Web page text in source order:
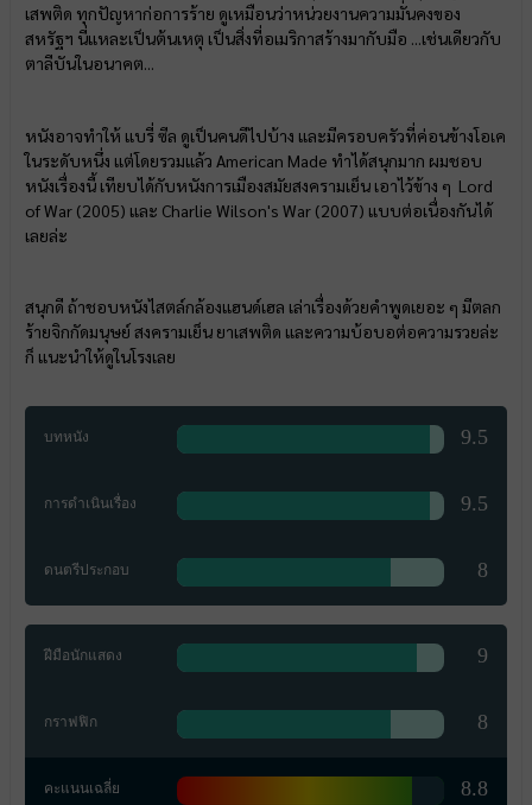
เสพติด ทุกปัญหาก่อการร้าย ดูเหมือนว่าหน่วยงานความมั่นคงของ
สหรัฐฯ นี่แหละเป็นต้นเหตุ เป็นสิ่งที่อเมริกาสร้างมากับมือ ...เช่นเดียวกับ
ตาลีบันในอนาคต...
หนังอาจทำให้ แบรี่ ซีล ดูเป็นคนดีไปบ้าง และมีครอบครัวที่ค่อนข้างโอเค
ในระดับหนึ่ง แต่โดยรวมแล้ว American Made ทำได้สนุกมาก ผมชอบ
หนังเรื่องนี้ เทียบได้กับหนังการเมืองสมัยสงครามเย็น เอาไว้ข้าง ๆ Lord
of War (2005) และ Charlie Wilson's War (2007) แบบต่อเนื่องกันได้
เลยล่ะ
สนุกดี ถ้าชอบหนังไสตล์กล้องแฮนด์เฮล เล่าเรื่องด้วยคำพูดเยอะ ๆ มีตลก
ร้ายจิกกัดมนุษย์ สงครามเย็น ยาเสพติด และความบ้อบอต่อความรวยล่ะ
ก็ แนะนำให้ดูในโรงเลย
บทหนัง 9.5
การดำเนินเรื่อง 9.5
ดนตรีประกอบ 8
ฝีมือนักแสดง 9
กราฟฟิก 8
คะแนนเฉลี่ย 8.8